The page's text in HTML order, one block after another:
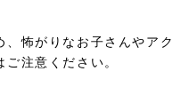
怖がりなお子さんやアク
注意ください。